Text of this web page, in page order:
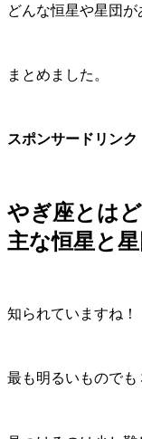
どんな恒星や星団が
まとめました。
スポンサードリンク
やぎ座とは
主な恒星と星
知られていますね！
最も明るいものでも